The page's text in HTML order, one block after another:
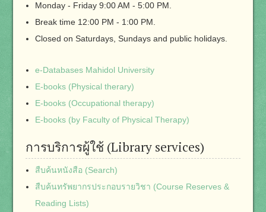
Monday - Friday 9:00 AM - 5:00 PM.
Break time 12:00 PM - 1:00 PM.
Closed on Saturdays, Sundays and public holidays.
e-Databases Mahidol University
E-books (Physical therary)
E-books (Occupational therapy)
E-books (by Faculty of Physical Therapy)
การบริการผู้ใช้ (Library services)
สืบค้นหนังสือ (Search)
สืบค้นทรัพยากรประกอบรายวิชา (Course Reserves &
Reading Lists)